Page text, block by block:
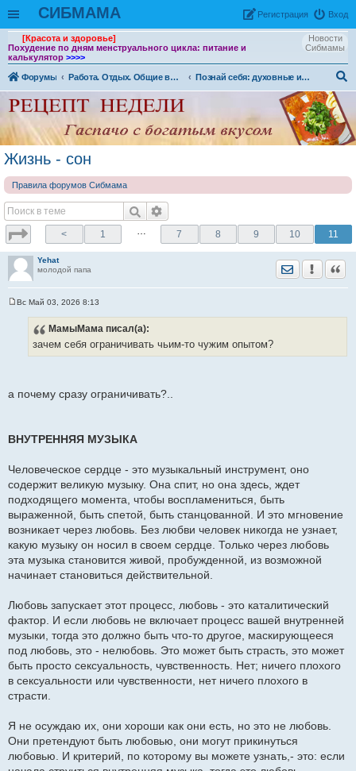
СИБМАМА Вход
Рeгиcтpaция
Новости
Сибмамы
[Красота и здоровье]
Похудение по дням менструального цикла: питание и
калькулятор >>>>
Форумы Работа. Отдых. Общие вопросы
Познай себя: духовные и телесные практики, системы саморазвития
ск
Жизнь - сон
Правила форумов Сибмама
< 1 … 7 8 9 10 11
Yehat
молодой папа
Отправить
Вс Май 03, 2026 8:13
МамыМама писал(а):
зачем себя ограничивать чьим-то чужим опытом?
а почему сразу ограничивать?..
ВНУТРЕННЯЯ МУЗЫКА
Человеческое сердце - это музыкальный инструмент, оно
содержит великую музыку. Она спит, но она здесь, ждет
подходящего момента, чтобы воспламениться, быть
выраженной, быть спетой, быть станцованной. И это мгновение
возникает через любовь. Без любви человек никогда не узнает,
какую музыку он носил в своем сердце. Только через любовь
эта музыка становится живой, пробужденной, из возможной
начинает становиться действительной.
Любовь запускает этот процесс, любовь - это каталитический
фактор. И если любовь не включает процесс вашей внутренней
музыки, тогда это должно быть что-то другое, маскирующееся
под любовь, это - нелюбовь. Это может быть страсть, это может
быть просто сексуальность, чувственность. Нет; ничего плохого
в сексуальности или чувственности, нет ничего плохого в
страсти.
Я не осуждаю их, они хороши как они есть, но это не любовь.
Они претендуют быть любовью, они могут прикинуться
любовью. И критерий, по которому вы можете узнать,- это: если